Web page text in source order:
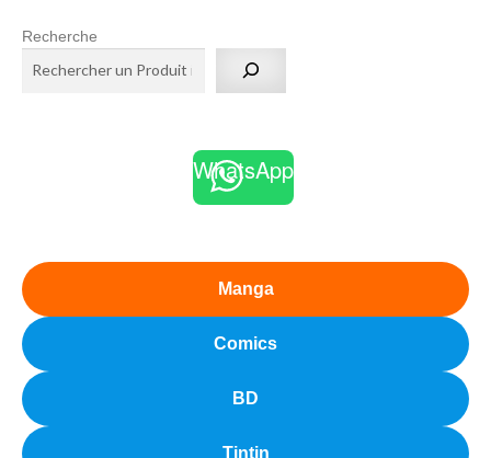
Recherche
WhatsApp
Manga
Comics
BD
Tintin